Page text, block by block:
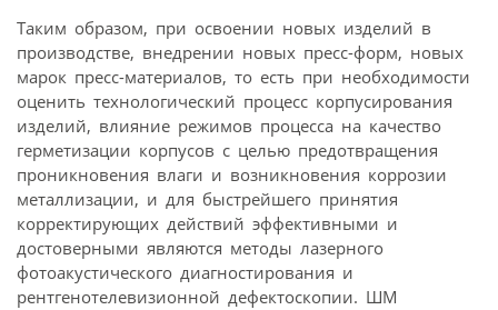
Таким образом, при освоении новых изделий в
производстве, внедрении новых пресс-форм, новых
марок пресс-материалов, то есть при необходимости
оценить технологический процесс корпусирования
изделий, влияние режимов процесса на качество
герметизации корпусов с целью предотвращения
проникновения влаги и возникновения коррозии
металлизации, и для быстрейшего принятия
корректирующих действий эффективными и
достоверными являются методы лазерного
фотоакустического диагностирования и
рентгенотелевизионной дефектоскопии. ШМ